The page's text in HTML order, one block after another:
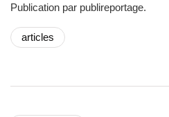
Publication par publireportage.
articles